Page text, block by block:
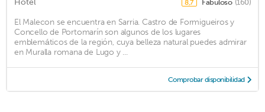
Hotel 8,7 Fabuloso (160)
El Malecon se encuentra en Sarria. Castro de Formigueiros y
Concello de Portomarín son algunos de los lugares
emblemáticos de la región, cuya belleza natural puedes admirar
en Muralla romana de Lugo y ...
Comprobar disponibilidad